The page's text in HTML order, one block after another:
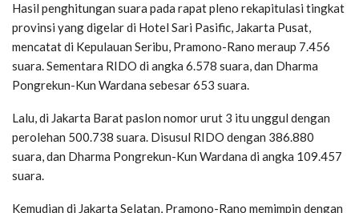
Hasil penghitungan suara pada rapat pleno rekapitulasi tingkat
provinsi yang digelar di Hotel Sari Pasific, Jakarta Pusat,
mencatat di Kepulauan Seribu, Pramono-Rano meraup 7.456
suara. Sementara RIDO di angka 6.578 suara, dan Dharma
Pongrekun-Kun Wardana sebesar 653 suara.
Lalu, di Jakarta Barat paslon nomor urut 3 itu unggul dengan
perolehan 500.738 suara. Disusul RIDO dengan 386.880
suara, dan Dharma Pongrekun-Kun Wardana di angka 109.457
suara.
Kemudian di Jakarta Selatan, Pramono-Rano memimpin dengan